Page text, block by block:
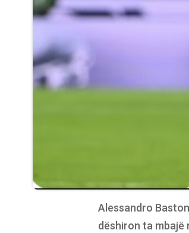
Alessandro
dëshiron ta mbajë